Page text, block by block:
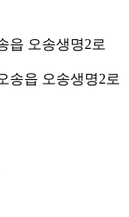
읍 오송생명2로
송읍 오송생명2로